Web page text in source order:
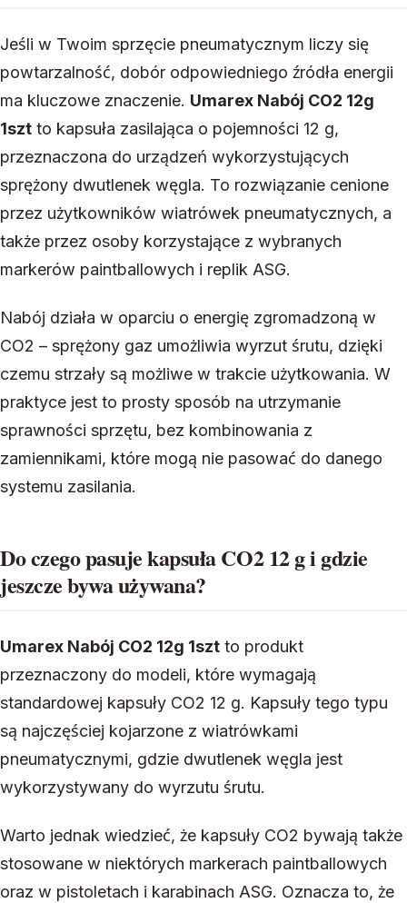
Jeśli w Twoim sprzęcie pneumatycznym liczy się
powtarzalność, dobór odpowiedniego źródła energii
ma kluczowe znaczenie. Umarex Nabój CO2 12g
1szt to kapsuła zasilająca o pojemności 12 g,
przeznaczona do urządzeń wykorzystujących
sprężony dwutlenek węgla. To rozwiązanie cenione
przez użytkowników wiatrówek pneumatycznych, a
także przez osoby korzystające z wybranych
markerów paintballowych i replik ASG.
Nabój działa w oparciu o energię zgromadzoną w
CO2 – sprężony gaz umożliwia wyrzut śrutu, dzięki
czemu strzały są możliwe w trakcie użytkowania. W
praktyce jest to prosty sposób na utrzymanie
sprawności sprzętu, bez kombinowania z
zamiennikami, które mogą nie pasować do danego
systemu zasilania.
Do czego pasuje kapsuła CO2 12 g i gdzie
jeszcze bywa używana?
Umarex Nabój CO2 12g 1szt to produkt
przeznaczony do modeli, które wymagają
standardowej kapsuły CO2 12 g. Kapsuły tego typu
są najczęściej kojarzone z wiatrówkami
pneumatycznymi, gdzie dwutlenek węgla jest
wykorzystywany do wyrzutu śrutu.
Warto jednak wiedzieć, że kapsuły CO2 bywają także
stosowane w niektórych markerach paintballowych
oraz w pistoletach i karabinach ASG. Oznacza to, że